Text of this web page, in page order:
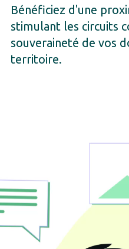
Bénéficiez d'une
stimulant les circuits
souveraineté de vos
territoire.